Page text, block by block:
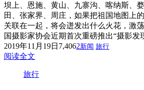
坝上、恩施、黄山、九寨沟、喀纳斯、
田、张家界、周庄，如果把祖国地图上
关联在一起，将会迸发出什么火花，激
国摄影家协会近期首次重磅推出“摄影发
2019年11月19日 7,4062新闻 旅行
阅读全文
旅行